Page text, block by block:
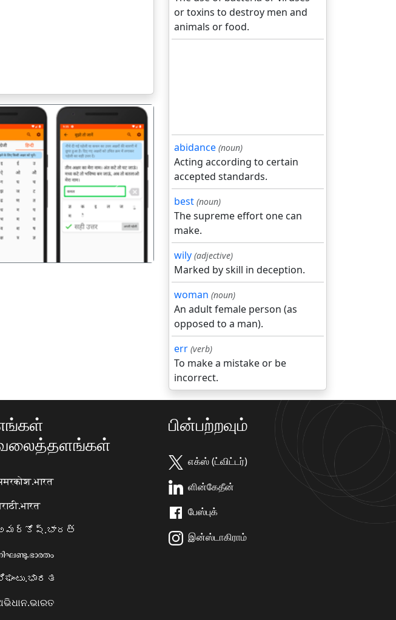
अगला
or toxins to destroy men and
animals or food.
abidance (noun)
Acting according to certain
accepted standards.
best (noun)
The supreme effort one can
make.
wily (adjective)
Marked by skill in deception.
woman (noun)
An adult female person (as
opposed to a man).
err (verb)
To make a mistake or be
incorrect.
பின்பற்றவும்
எக்ஸ் (ட்விட்டர்)
ளின்கேதீன்
பேஸ்புக்
இன்ஸ்டாகிராம்